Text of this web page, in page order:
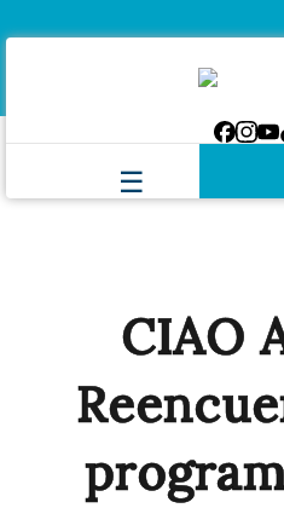
CIAO